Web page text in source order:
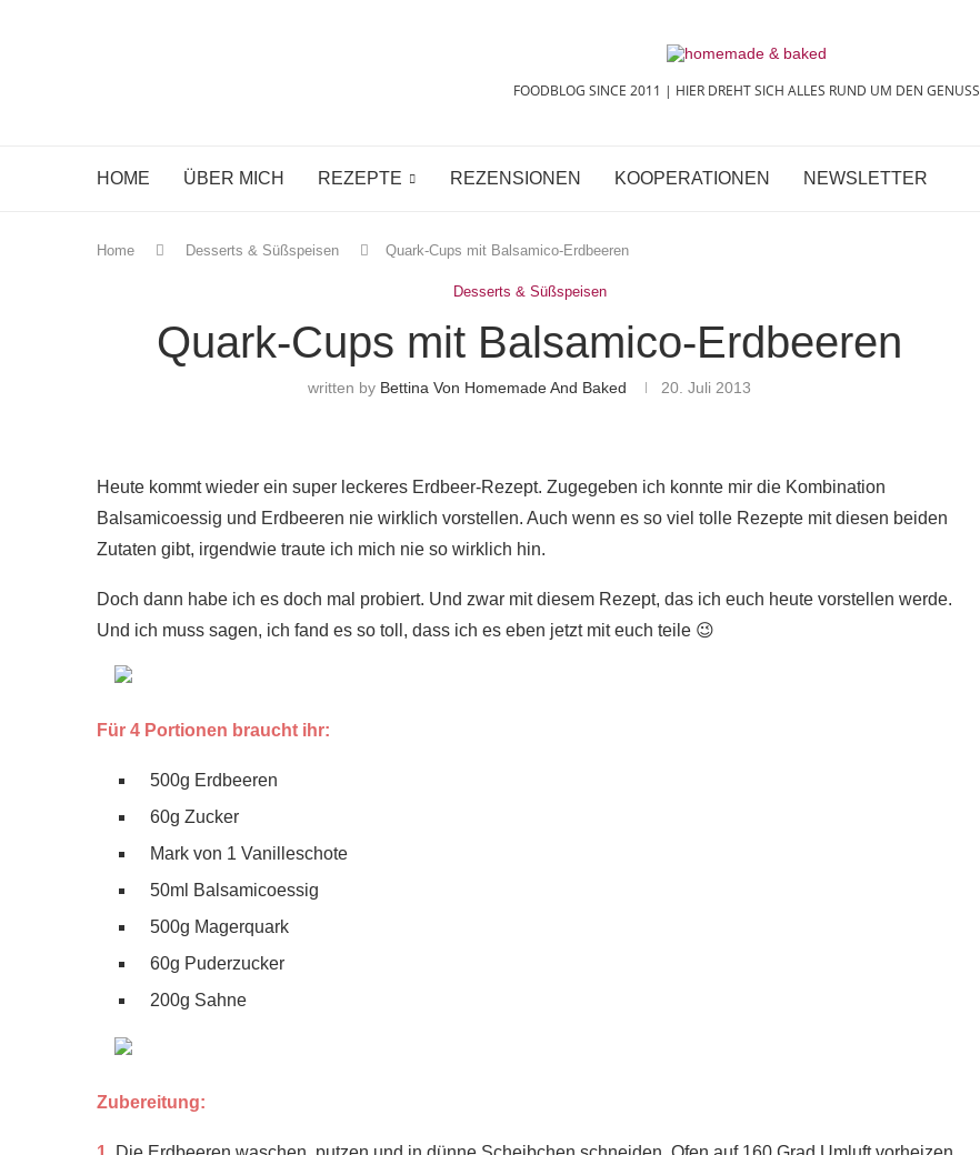
FOODBLOG SINCE 2011 | HIER DREHT SICH ALLES RUND UM DEN GENUSS
HOME ÜBER MICH REZEPTE REZENSIONEN KOOPERATIONEN NEWSLETTER
Home Desserts & Süßspeisen Quark-Cups mit Balsamico-Erdbeeren
Desserts & Süßspeisen
Quark-Cups mit Balsamico-Erdbeeren
written by Bettina Von Homemade And Baked 20. Juli 2013
Heute kommt wieder ein super leckeres Erdbeer-Rezept. Zugegeben ich konnte mir die Kombination
Balsamicoessig und Erdbeeren nie wirklich vorstellen. Auch wenn es so viel tolle Rezepte mit diesen beiden
Zutaten gibt, irgendwie traute ich mich nie so wirklich hin.
Doch dann habe ich es doch mal probiert. Und zwar mit diesem Rezept, das ich euch heute vorstellen werde.
Und ich muss sagen, ich fand es so toll, dass ich es eben jetzt mit euch teile 😉
Für 4 Portionen braucht ihr:
500g Erdbeeren
60g Zucker
Mark von 1 Vanilleschote
50ml Balsamicoessig
500g Magerquark
60g Puderzucker
200g Sahne
Zubereitung: